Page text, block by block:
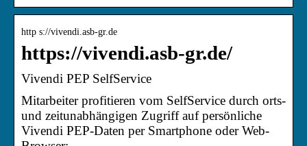
http s://vivendi.asb-gr.de
https://vivendi.asb-gr.de/
Vivendi PEP SelfService
Mitarbeiter profitieren vom SelfService durch orts-
und zeitunabhängigen Zugriff auf persönliche
Vivendi PEP-Daten per Smartphone oder Web-